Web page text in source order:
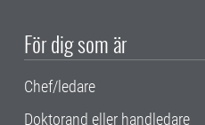
För dig som är
Chef/ledare
Doktorand eller handledare